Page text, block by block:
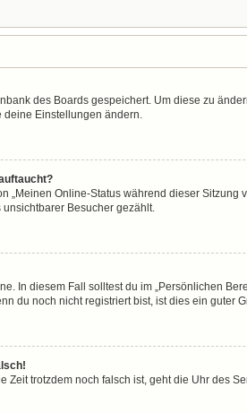
des Boards gespeichert. Um diese zu
Einstellungen ändern.
Online-Status während dieser Sitzung
Besucher gezählt.
In diesem Fall solltest du im „Persönlichen
du noch nicht registriert bist, ist dies ein guter
trotzdem noch falsch ist, geht die Uhr des